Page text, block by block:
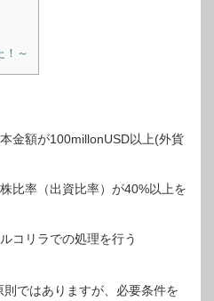
！～
金額が100millonUSD以上(外貨
比率（出資比率）が40%以上を
コリラでの処理を行う
則ではありますが、必要条件を